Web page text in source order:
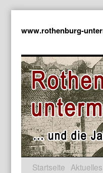
www.rothenburg-
Startseite Aktuelles